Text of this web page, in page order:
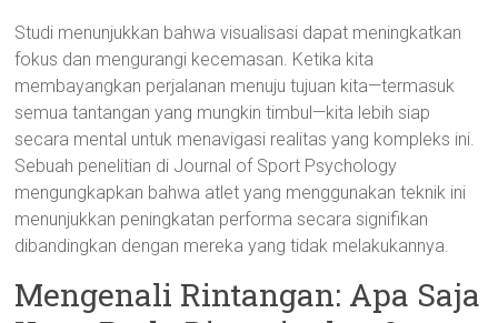
Studi menunjukkan bahwa visualisasi dapat meningkatkan
fokus dan mengurangi kecemasan. Ketika kita
membayangkan perjalanan menuju tujuan kita—termasuk
semua tantangan yang mungkin timbul—kita lebih siap
secara mental untuk menavigasi realitas yang kompleks ini.
Sebuah penelitian di Journal of Sport Psychology
mengungkapkan bahwa atlet yang menggunakan teknik ini
menunjukkan peningkatan performa secara signifikan
dibandingkan dengan mereka yang tidak melakukannya.
Mengenali Rintangan: Apa Saja